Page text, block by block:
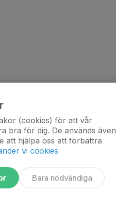
(cookies) för att vår
bra för dig. De används även
att hjälpa oss att förbättra
vi cookies
Bara nödvändiga